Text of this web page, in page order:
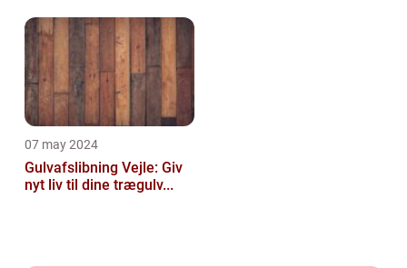
07 may 2024
Gulvafslibning Vejle: Giv
nyt liv til dine trægulv...